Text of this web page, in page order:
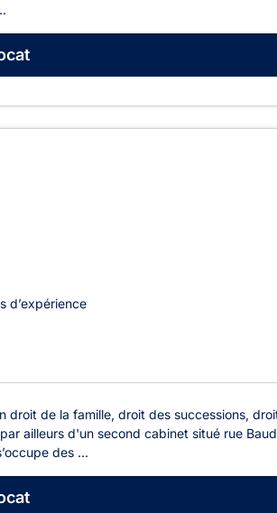
d’expérience
droit de la famille, droit des successions,
ailleurs d'un second cabinet situé rue
des ...